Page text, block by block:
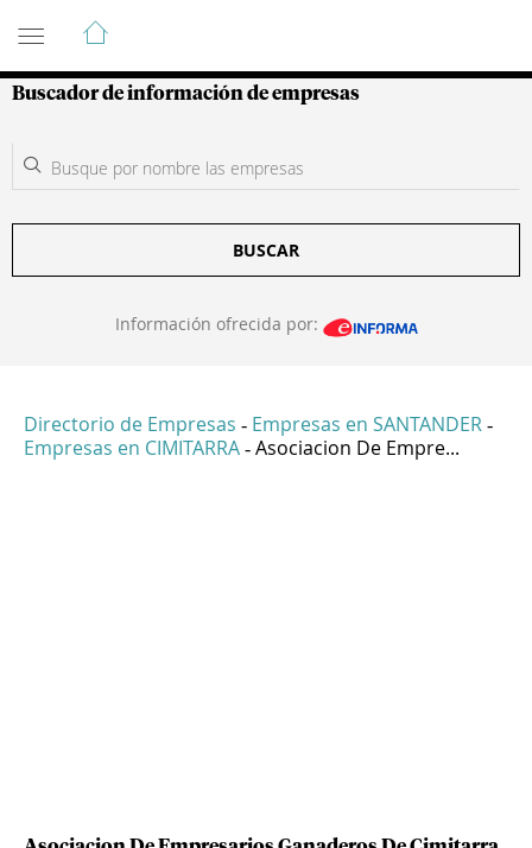
Guía de Empresas Colombianas
Buscador de información de empresas
BUSCAR
Información ofrecida por:
Directorio de Empresas - Empresas en SANTANDER -
Empresas en CIMITARRA - Asociacion De Empre...